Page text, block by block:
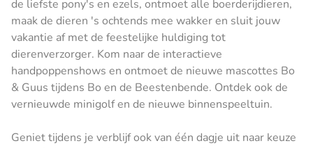
de liefste pony's en ezels, ontmoet alle boerderijdieren,
maak de dieren 's ochtends mee wakker en sluit jouw
vakantie af met de feestelijke huldiging tot
dierenverzorger. Kom naar de interactieve
handpoppenshows en ontmoet de nieuwe mascottes Bo
& Guus tijdens Bo en de Beestenbende. Ontdek ook de
vernieuwde minigolf en de nieuwe binnenspeeltuin.
Geniet tijdens je verblijf ook van één dagje uit naar keuze